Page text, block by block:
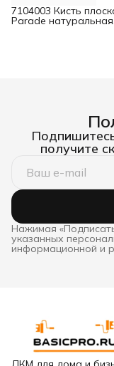
7104003 Кисть
Parade натуральная
получите
Нажимая
указанных
информационной и